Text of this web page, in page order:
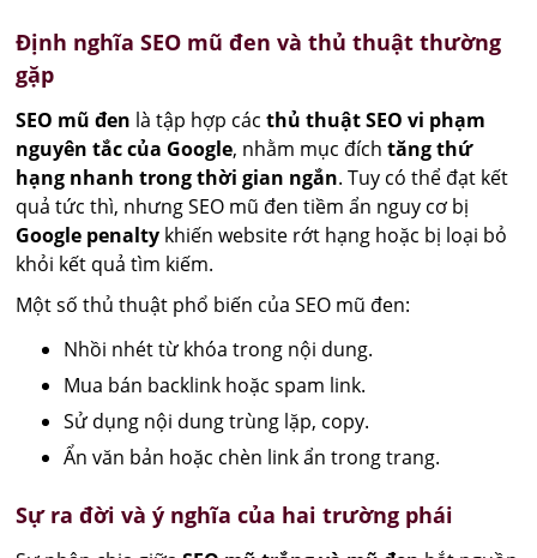
Định nghĩa SEO mũ đen và thủ thuật thường
gặp
SEO mũ đen là tập hợp cácthủ thuật SEO vi phạm
nguyên tắc của Google, nhằm mục đíchtăng thứ
hạng nhanh trong thời gian ngắn. Tuy có thể đạt kết
quả tức thì, nhưng SEO mũ đen tiềm ẩn nguy cơ bị
Google penalty khiến website rớt hạng hoặc bị loại bỏ
khỏi kết quả tìm kiếm.
Một số thủ thuật phổ biến của SEO mũ đen:
Nhồi nhét từ khóa trong nội dung.
Mua bán backlink hoặc spam link.
Sử dụng nội dung trùng lặp, copy.
Ẩn văn bản hoặc chèn link ẩn trong trang.
Sự ra đời và ý nghĩa của hai trường phái